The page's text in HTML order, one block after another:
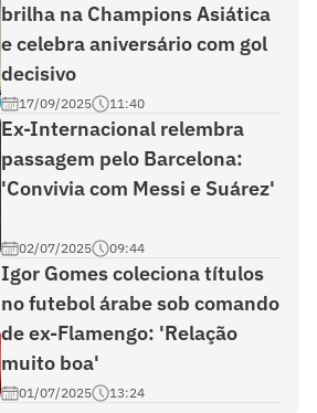
brilha na Champions Asiática
e celebra aniversário com gol
decisivo
17/09/2025 11:40
Ex-Internacional relembra
passagem pelo Barcelona:
'Convivia com Messi e Suárez'
02/07/2025 09:44
Igor Gomes coleciona títulos
no futebol árabe sob comando
de ex-Flamengo: 'Relação
muito boa'
01/07/2025 13:24